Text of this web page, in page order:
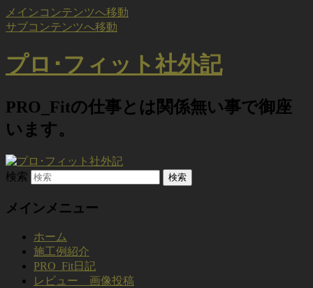
メインコンテンツへ移動
サブコンテンツへ移動
プロ･フィット社外記
PRO_Fitの仕事とは関係無い事で御座
います。
検索
メインメニュー
ホーム
施工例紹介
PRO_Fit日記
レビュー 画像投稿